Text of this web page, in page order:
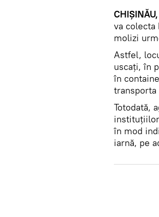
va colecta
molizi
Astfel,
uscați, în
în
Totodată,
în mod
iarnă, pe